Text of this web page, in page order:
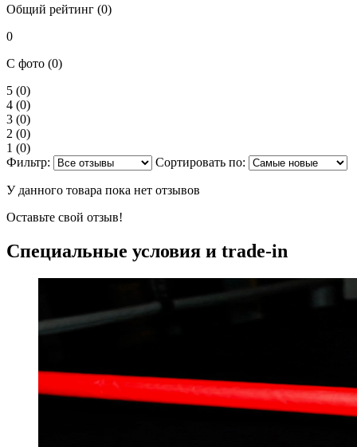
Общий рейтинг (0)
0
С фото (0)
5 (0)
4 (0)
3 (0)
2 (0)
1 (0)
Фильтр:
Сортировать по:
У данного товара пока нет отзывов
Оставьте свой отзыв!
Специальные условия и trade-in